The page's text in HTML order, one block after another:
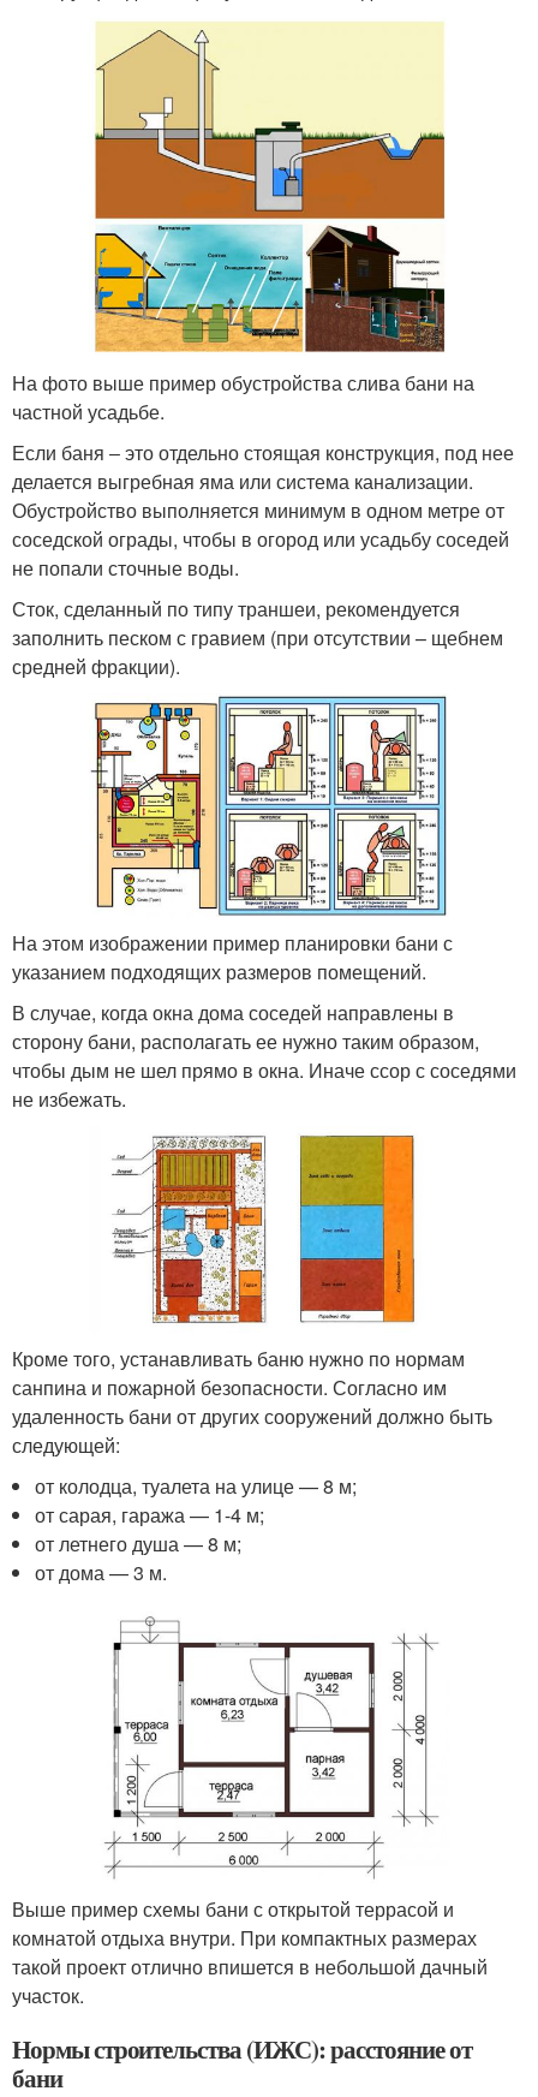
На фото выше пример обустройства слива бани на
частной усадьбе.
Если баня ‒ это отдельно стоящая конструкция, под нее
делается выгребная яма или система канализации.
Обустройство выполняется минимум в одном метре от
соседской ограды, чтобы в огород или усадьбу соседей
не попали сточные воды.
Сток, сделанный по типу траншеи, рекомендуется
заполнить песком с гравием (при отсутствии – щебнем
средней фракции).
На этом изображении пример планировки бани с
указанием подходящих размеров помещений.
В случае, когда окна дома соседей направлены в
сторону бани, располагать ее нужно таким образом,
чтобы дым не шел прямо в окна. Иначе ссор с соседями
не избежать.
Кроме того, устанавливать баню нужно по нормам
санпина и пожарной безопасности. Согласно им
удаленность бани от других сооружений должно быть
следующей:
от колодца, туалета на улице — 8 м;
от сарая, гаража — 1-4 м;
от летнего душа — 8 м;
от дома — 3 м.
Выше пример схемы бани с открытой террасой и
комнатой отдыха внутри. При компактных размерах
такой проект отлично впишется в небольшой дачный
участок.
Нормы строительства (ИЖС): расстояние от
бани